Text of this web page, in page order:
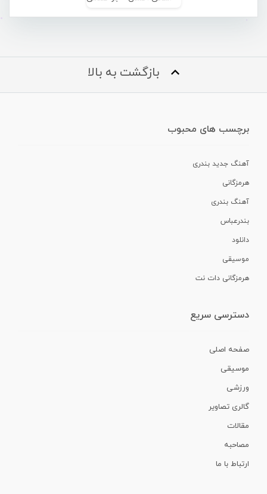
بازگشت به بالا
برچسب های محبوب
آهنگ جدید بندری
هرمزگانی
آهنگ بندری
بندرعباس
دانلود
موسیقی
هرمزگانی دات نت
دسترسی سریع
صفحه اصلی
موسیقی
ورزشی
گالری تصاویر
مقالات
مصاحبه
ارتباط با ما